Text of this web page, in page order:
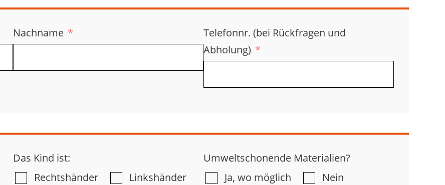
Nachname
Telefonnr. (bei Rückfragen und
Abholung)
Das Kind ist:
Rechtshänder
Linkshänder
Umweltschonende Materialien?
Ja, wo möglich
Nein